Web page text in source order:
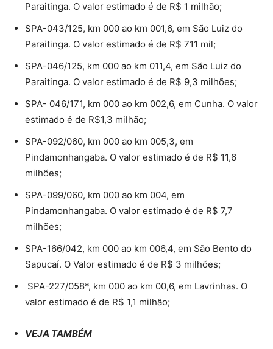
Paraitinga. O valor estimado é de R$ 1 milhão;
SPA-043/125, km 000 ao km 001,6, em São Luiz do
Paraitinga. O valor estimado é de R$ 711 mil;
SPA-046/125, km 000 ao km 011,4, em São Luiz do
Paraitinga. O valor estimado é de R$ 9,3 milhões;
SPA- 046/171, km 000 ao km 002,6, em Cunha. O valor
estimado é de R$1,3 milhão;
SPA-092/060, km 000 ao km 005,3, em
Pindamonhangaba. O valor estimado é de R$ 11,6
milhões;
SPA-099/060, km 000 ao km 004, em
Pindamonhangaba. O valor estimado é de R$ 7,7
milhões;
SPA-166/042, km 000 ao km 006,4, em São Bento do
Sapucaí. O Valor estimado é de R$ 3 milhões;
SPA-227/058*, km 000 ao km 00,6, em Lavrinhas. O
valor estimado é de R$ 1,1 milhão;
VEJA TAMBÉM